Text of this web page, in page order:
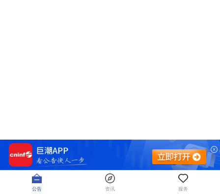
公告 资讯 服务